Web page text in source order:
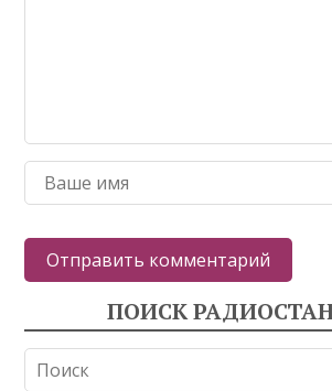
ПОИСК